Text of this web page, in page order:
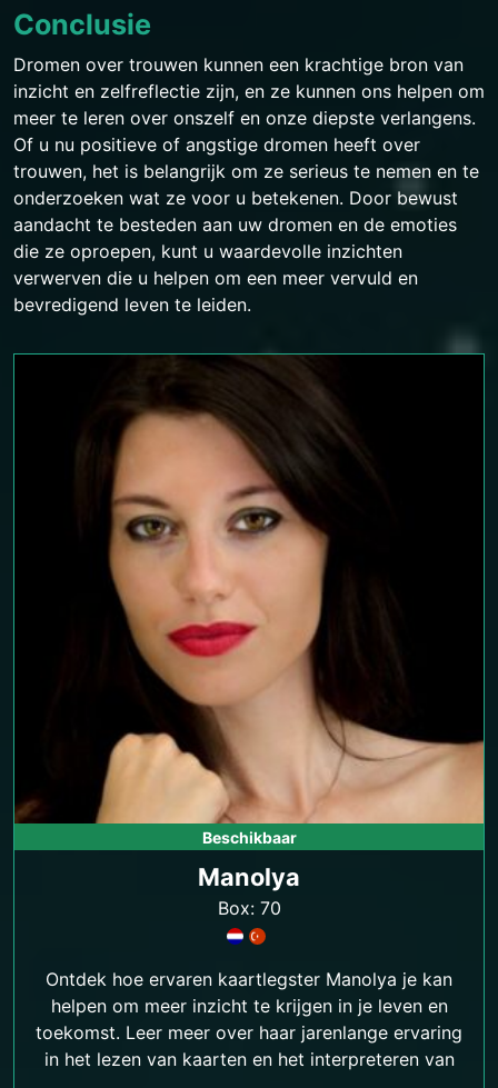
Conclusie
Dromen over trouwen kunnen een krachtige bron van
inzicht en zelfreflectie zijn, en ze kunnen ons helpen om
meer te leren over onszelf en onze diepste verlangens.
Of u nu positieve of angstige dromen heeft over
trouwen, het is belangrijk om ze serieus te nemen en te
onderzoeken wat ze voor u betekenen. Door bewust
aandacht te besteden aan uw dromen en de emoties
die ze oproepen, kunt u waardevolle inzichten
verwerven die u helpen om een ​​meer vervuld en
bevredigend leven te leiden.
Beschikbaar
Manolya
Box: 70
Ontdek hoe ervaren kaartlegster Manolya je kan
helpen om meer inzicht te krijgen in je leven en
toekomst. Leer meer over haar jarenlange ervaring
in het lezen van kaarten en het interpreteren van